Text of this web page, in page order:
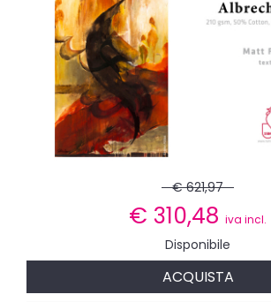
€ 621,97
€ 310,48 iva incl.
Disponibile
ACQUISTA